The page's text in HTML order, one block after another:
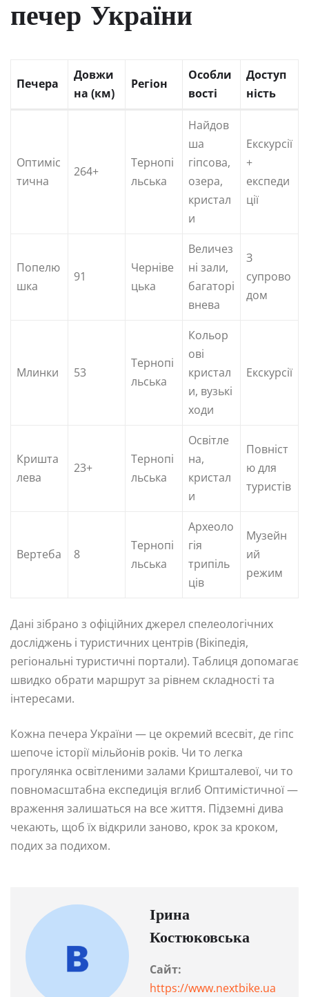
печер України
Печера
Довжи
на (км)
Регіон
Особли
вості
Доступ
ність
Оптиміс
тична
264+
Тернопі
льська
Найдов
ша
гіпсова,
озера,
кристал
и
Екскурсії
+
експеди
ції
Попелю
шка
91
Черніве
цька
Величез
ні зали,
багаторі
внева
З
супрово
дом
Млинки 53
Тернопі
льська
Кольор
ові
кристал
и, вузькі
ходи
Екскурсії
Кришта
лева
23+
Тернопі
льська
Освітле
на,
кристал
и
Повніст
ю для
туристів
Вертеба 8
Тернопі
льська
Археоло
гія
трипіль
ців
Музейн
ий
режим
Дані зібрано з офіційних джерел спелеологічних
досліджень і туристичних центрів (Вікіпедія,
регіональні туристичні портали). Таблиця допомагає
швидко обрати маршрут за рівнем складності та
інтересами.
Кожна печера України — це окремий всесвіт, де гіпс
шепоче історії мільйонів років. Чи то легка
прогулянка освітленими залами Кришталевої, чи то
повномасштабна експедиція вглиб Оптимістичної —
враження залишаться на все життя. Підземні дива
чекають, щоб їх відкрили заново, крок за кроком,
подих за подихом.
Ірина
Костюковська
Сайт:
https://www.nextbike.ua